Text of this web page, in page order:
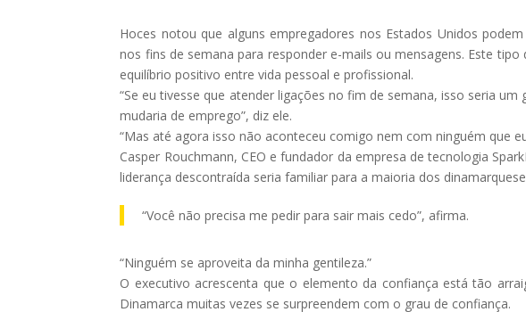
Hoces notou que alguns empregadores nos Estados Unidos
nos fins de semana para responder e-mails ou mensagens. Este
equilíbrio positivo entre vida pessoal e profissional.
“Se eu tivesse que atender ligações no fim de semana, isso seria
mudaria de emprego”, diz ele.
“Mas até agora isso não aconteceu comigo nem com ninguém que
Casper Rouchmann, CEO e fundador da empresa de tecnologia
liderança descontraída seria familiar para a maioria dos
“Você não precisa me pedir para sair mais cedo”, afirma.
“Ninguém se aproveita da minha gentileza.”
O executivo acrescenta que o elemento da confiança está tão
Dinamarca muitas vezes se surpreendem com o grau de confiança.